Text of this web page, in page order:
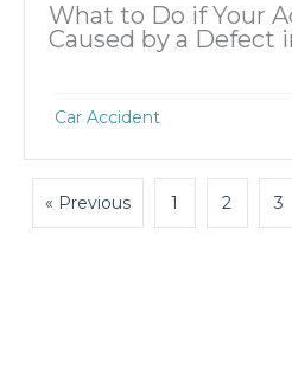
What to Do if Your
Caused by a Defect
Car Accident
« Previous 1 2 3